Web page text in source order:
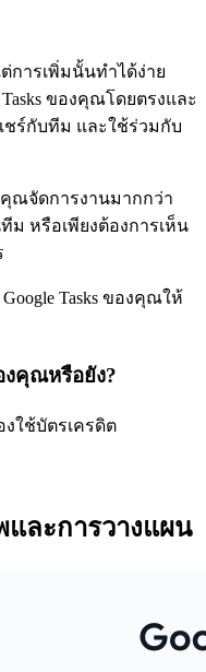
การเพิ่มนั้นทำได้ง่าย
Tasks ของคุณโดยตรงและ
ร์กับทีม และใช้ร่วมกับ
ณจัดการงานมากกว่า
ม หรือเพียงต้องการเห็น
Tasks ของคุณให้
งคุณหรือยัง?
งใช้บัตรเครดิต
และการวางแผน